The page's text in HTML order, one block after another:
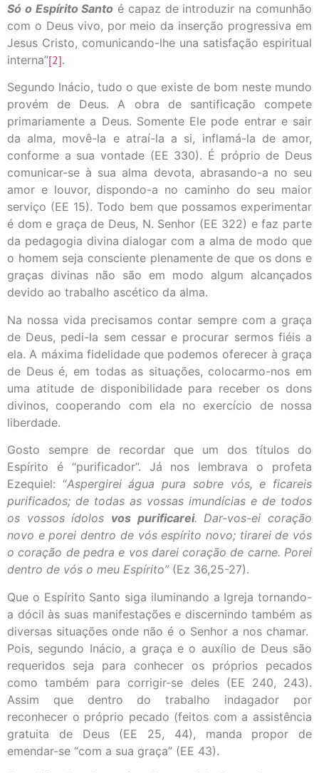
Só o Espírito Santo é capaz de introduzir na comunhão
com o Deus vivo, por meio da inserção progressiva em
Jesus Cristo, comunicando-lhe una satisfação espiritual
interna”[2].
Segundo Inácio, tudo o que existe de bom neste mundo
provém de Deus. A obra de santificação compete
primariamente a Deus. Somente Ele pode entrar e sair
da alma, movê-la e atraí-la a si, inflamá-la de amor,
conforme a sua vontade (EE 330). É próprio de Deus
comunicar-se à sua alma devota, abrasando-a no seu
amor e louvor, dispondo-a no caminho do seu maior
serviço (EE 15). Todo bem que possamos experimentar
é dom e graça de Deus, N. Senhor (EE 322) e faz parte
da pedagogia divina dialogar com a alma de modo que
o homem seja consciente plenamente de que os dons e
graças divinas não são em modo algum alcançados
devido ao trabalho ascético da alma.
Na nossa vida precisamos contar sempre com a graça
de Deus, pedi-la sem cessar e procurar sermos fiéis a
ela. A máxima fidelidade que podemos oferecer à graça
de Deus é, em todas as situações, colocarmo-nos em
uma atitude de disponibilidade para receber os dons
divinos, cooperando com ela no exercício de nossa
liberdade.
Gosto sempre de recordar que um dos títulos do
Espírito é “purificador”. Já nos lembrava o profeta
Ezequiel: “Aspergirei água pura sobre vós, e ficareis
purificados; de todas as vossas imundícias e de todos
os vossos ídolos vos purificarei. Dar-vos-ei coração
novo e porei dentro de vós espírito novo; tirarei de vós
o coração de pedra e vos darei coração de carne. Porei
dentro de vós o meu Espírito” (Ez 36,25-27).
Que o Espírito Santo siga iluminando a Igreja tornando-
a dócil às suas manifestações e discernindo também as
diversas situações onde não é o Senhor a nos chamar.
Pois, segundo Inácio, a graça e o auxílio de Deus são
requeridos seja para conhecer os próprios pecados
como também para corrigir-se deles (EE 240, 243).
Assim que dentro do trabalho indagador por
reconhecer o próprio pecado (feitos com a assistência
gratuita de Deus (EE 25, 44), manda propor de
emendar-se “com a sua graça” (EE 43).